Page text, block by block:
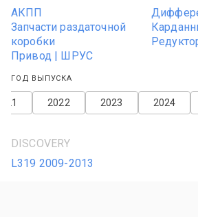
АКПП
Запчасти раздаточной
коробки
Привод | ШРУС
ГОД ВЫПУСКА
2024
2023
2022
DISCOVERY
L319 2009-2013